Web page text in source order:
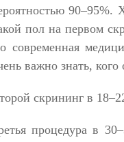
90–95%.
пол на первом
современная
важно знать,
скрининг в
процедура в